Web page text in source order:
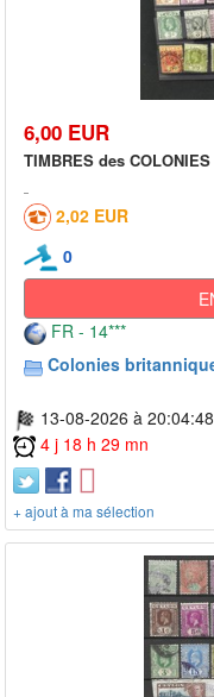
6,00 EUR
TIMBRES des
2,02 EUR
0
FR - 14***
Colonies
13-08-2026 à 20:04:48
4 j 18 h 29 mn
+ ajout à ma sélection